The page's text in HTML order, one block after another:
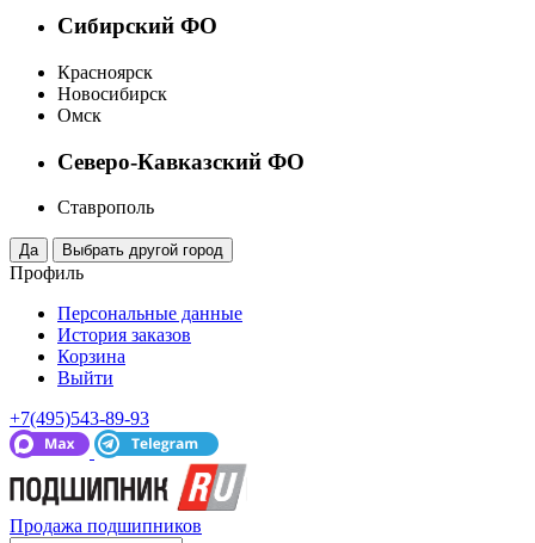
Сибирский ФО
Красноярск
Новосибирск
Омск
Северо-Кавказский ФО
Ставрополь
Профиль
Персональные данные
История заказов
Корзина
Выйти
+7(495)543-89-93
Продажа подшипников